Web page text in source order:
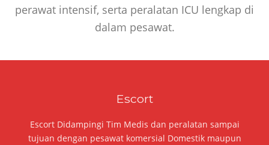
perawat intensif, serta peralatan ICU lengkap di
dalam pesawat.
Escort
Escort Didampingi Tim Medis dan peralatan sampai
tujuan dengan pesawat komersial Domestik maupun